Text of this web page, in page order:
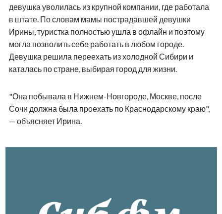
девушка уволилась из крупной компании, где работала
в штате. По словам мамы пострадавшей девушки
Ирины, туристка полностью ушла в офлайн и поэтому
могла позволить себе работать в любом городе.
Девушка решила переехать из холодной Сибири и
каталась по стране, выбирая город для жизни.
"Она побывала в Нижнем-Новгороде, Москве, после
Сочи должна была проехать по Краснодарскому краю",
— объясняет Ирина.